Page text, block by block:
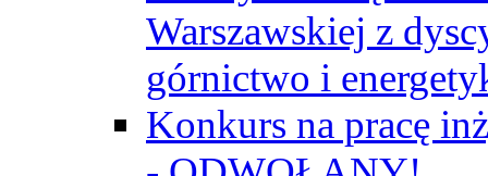
Warszawskiej z
górnictwo i
Konkurs na pracę